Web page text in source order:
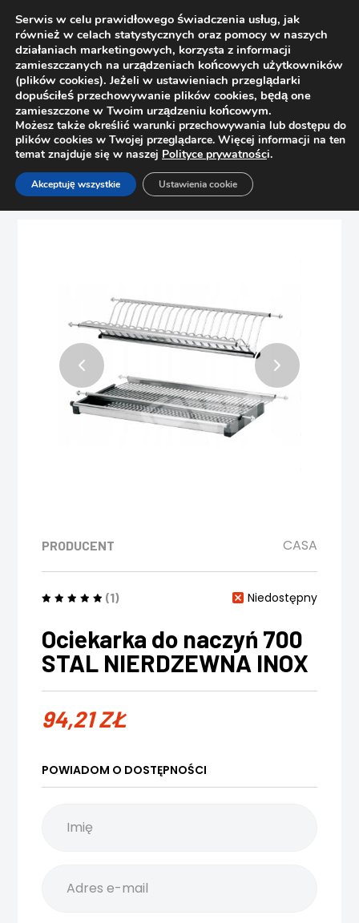
Strona główna Sklep
Ociekarki
Ociekarka do naczyń 700 STAL NIERDZEWNA INOX
PRODUCENT CASA
(1) Niedostępny
Ociekarka do naczyń 700
STAL NIERDZEWNA INOX
94,21ZŁ
POWIADOM O DOSTĘPNOŚCI
Serwis w celu prawidłowego świadczenia usług, jak
również w celach statystycznych oraz pomocy w naszych
działaniach marketingowych, korzysta z informacji
zamieszczanych na urządzeniach końcowych użytkowników
(plików cookies). Jeżeli w ustawieniach przeglądarki
dopuściłeś przechowywanie plików cookies, będą one
zamieszczone w Twoim urządzeniu końcowym.
Możesz także określić warunki przechowywania lub dostępu do
plików cookies w Twojej przeglądarce. Więcej informacji na ten
temat znajduje się w naszej Polityce prywatności.
Akceptuję wszystkie Ustawienia cookie